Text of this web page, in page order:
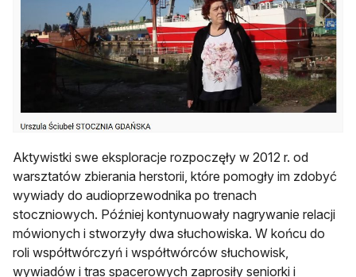
Aktywistki swe eksploracje rozpoczęły w 2012 r. od
warsztatów zbierania herstorii, które pomogły im zdobyć
wywiady do audioprzewodnika po trenach
stoczniowych. Później kontynuowały nagrywanie relacji
mówionych i stworzyły dwa słuchowiska. W końcu do
roli współtwórczyń i współtwórców słuchowisk,
wywiadów i tras spacerowych zaprosiły seniorki i